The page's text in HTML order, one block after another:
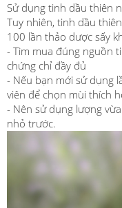
Sử dụng tinh dầu thiên
Tuy nhiên, tinh dầu
100 lần thảo dược sấy
- Tìm mua đúng nguồn
chứng chỉ đầy đủ
- Nếu bạn mới sử dụng
viên để chọn mùi thích
- Nên sử dụng lượng
nhỏ trước.